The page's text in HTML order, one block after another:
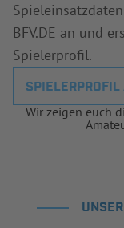
BFV.DE an und
Spielerprofil.
SPIELERPROFIL
Wir zeigen euch